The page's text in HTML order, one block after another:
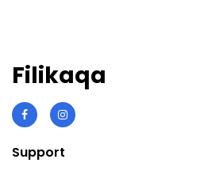
Filikaqa
Support